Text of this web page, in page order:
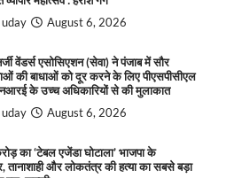
August 6, 2026
वेंडर्स एसोसिएशन (सेवा) ने पंजाब में सौर
की बाधाओं को दूर करने के लिए पीएसपीसीएल
के उच्च अधिकारियों से की मुलाकात
August 6, 2026
तानाशाही और लोकतंत्र की हत्या का सबसे बड़ा
लक्की
उच्च विद्यालय, सैक्टर 34-सी, चण्डीगढ़ में
August 6, 2025
ने खाई है वैश्विक मंच पर भारत को कमजोर करने